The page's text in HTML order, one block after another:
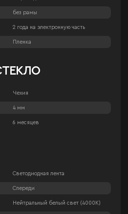
без рамы
2 года на электронную часть
Пленка
Чехия
4 мм
6 месяцев
Светодиодная лента
Спереди
Нейтральный белый свет (4000К)